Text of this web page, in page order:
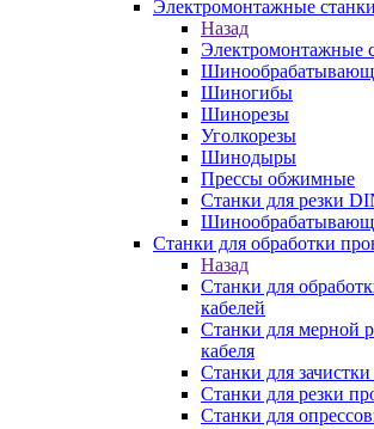
Электромонтажные станки
Назад
Электромонтажные
Шиногибы
Шинорезы
Уголкорезы
Шинодыры
Прессы обжимные
Станки для резки
Станки для обработки
Назад
Станки для
кабелей
Станки для мерной
кабеля
Станки для зачистки
Станки для резки
Станки для